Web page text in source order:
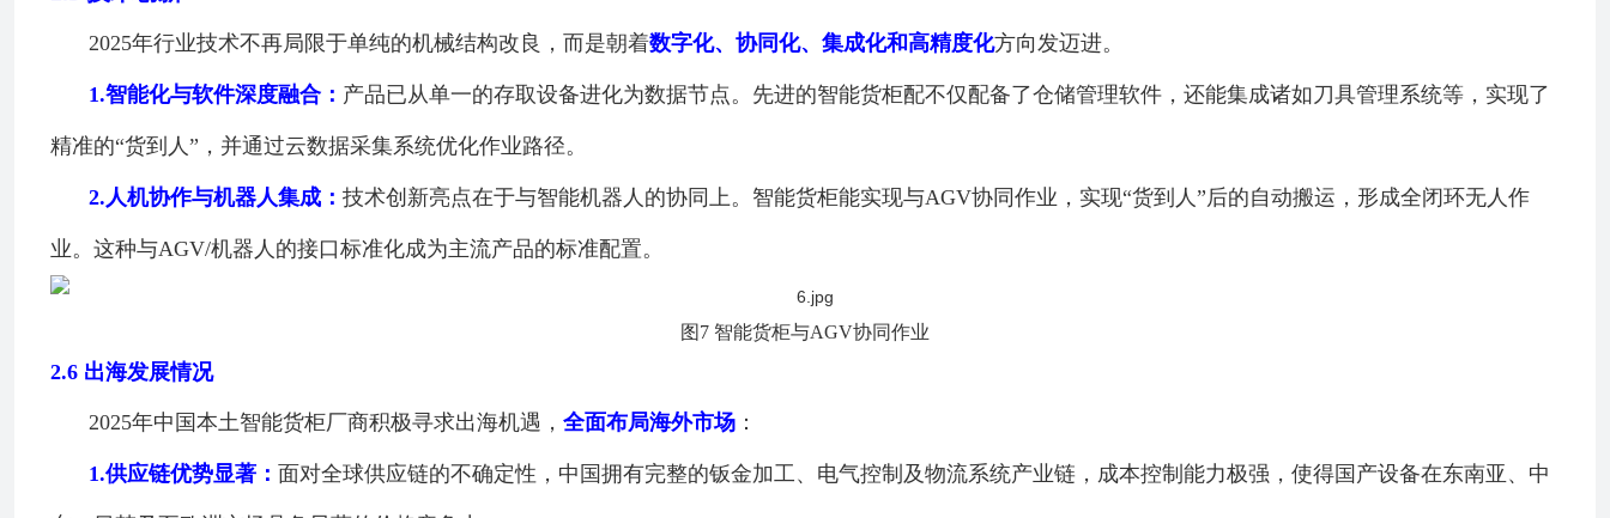
2025年行业技术不再局限于单纯的机械结构改良，而是朝着数字化、协同化、集成化和高精度化方向发迈进。
1.智能化与软件深度融合： 产品已从单一的存取设备进化为数据节点。先进的智能货柜配不仅配备了仓储管理软件，还能集成诸如刀具管理系统等，实现了
精准的“货到人”，并通过云数据采集系统优化作业路径。
2.人机协作与机器人集成： 技术创新亮点在于与智能机器人的协同上。智能货柜能实现与AGV协同作业，实现“货到人”后的自动搬运，形成全闭环无人作
业。这种与AGV/机器人的接口标准化成为主流产品的标准配置。
图7 智能货柜与AGV协同作业
2.6 出海发展情况
2025年中国本土智能货柜厂商积极寻求出海机遇， 全面布局海外市场 ：
1.供应链优势显著： 面对全球供应链的不确定性，中国拥有完整的钣金加工、电气控制及物流系统产业链，成本控制能力极强，使得国产设备在东南亚、中